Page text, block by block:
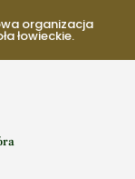
organizacja
łowieckie.